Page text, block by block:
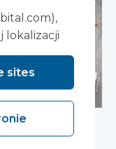
lokalizacji
sites